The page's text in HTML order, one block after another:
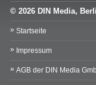
© 2026 DIN Media,
Startseite
Impressum
AGB der DIN Media